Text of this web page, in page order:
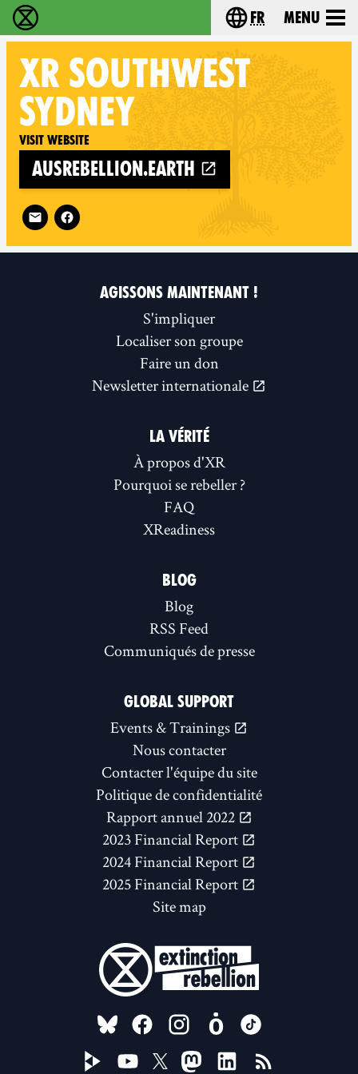
Extinction Rebellion - Home Choisissez votre
fr Menu
XR SOUTHWEST
SYDNEY
Visit website
ausrebellion.earth
Follow XR Southwest Sydney on
AGISSONS MAINTENANT !
S'impliquer
Localiser son groupe
Faire un don
Newsletter internationale
LA VÉRITÉ
À propos d'XR
Pourquoi se rebeller ?
FAQ
XReadiness
BLOG
Blog
RSS Feed
Communiqués de presse
GLOBAL SUPPORT
Events & Trainings
Nous contacter
Contacter l'équipe du site
Politique de confidentialité
Rapport annuel 2022
2023 Financial Report
2024 Financial Report
2025 Financial Report
Site map
FOLLOW US ON